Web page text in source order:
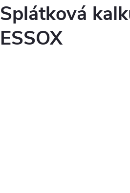
Splátková
ESSOX